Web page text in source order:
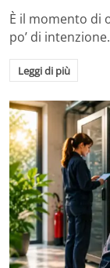
È il momento di
po’ di
Leggi di più